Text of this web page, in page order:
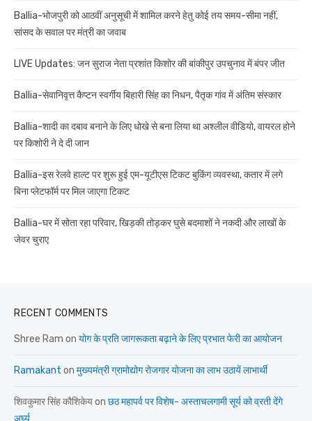
Ballia-भोजपुरी को आठवीं अनुसूची में शामिल करने हेतु कोई तय समय-सीमा नहीं,
सांसद के सवाल पर मंत्री का जवाब
LIVE Updates: जन सुराज नेता प्रशांत किशोर की बांकीपुर उपचुनाव में बंपर जीत
Ballia-सेवानिवृत्त कैप्टन स्वर्गीय बिहारी सिंह का निधन, पैतृक गांव में अंतिम संस्कार
Ballia-शादी का दबाव बनाने के लिए धोखे से बना लिया था अश्लील वीडियो, वायरल होने
पर किशोरी ने दे दी जान
Ballia-इस रेलवे हाल्ट पर शुरू हुई एम-यूटीएस टिकट बुकिंग व्यवस्था, कतार में लगे
बिना प्लेटफॉर्म पर मिल जाएगा टिकट
Ballia-घर में सोता रहा परिवार, खिड़की तोड़कर घुसे बदमाशों ने नकदी और लाखों के
जेवर चुराए
RECENT COMMENTS
Shree Ram on योग के प्रति जागरूकता बढ़ाने के लिए प्रभात फेरी का आयोजन
Ramakant on मुख्यमंत्री ग्रामोद्योग रोजगार योजना का लाभ उठायें लाभार्थी
शिवकुमार सिंह कौशिकेयon छठ महापर्व पर विशेष- अस्ताचलगामी सूर्य को व्रती देंगे
अर्घ्य